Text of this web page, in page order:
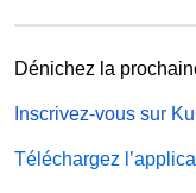
Dénichez la
Inscrivez-vous sur
Téléchargez